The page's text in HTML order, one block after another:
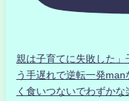
親は子育てに失敗した」
う手遅れで逆転一発man
く食いつないでわずか